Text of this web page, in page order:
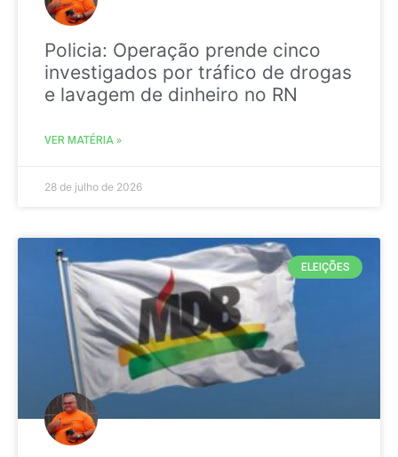
Policia: Operação prende cinco
investigados por tráfico de drogas
e lavagem de dinheiro no RN
VER MATÉRIA »
28 de julho de 2026
ELEIÇÕES